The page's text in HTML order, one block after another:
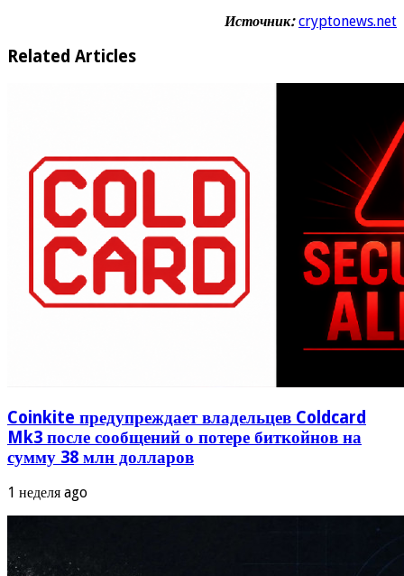
Источник: cryptonews.net
Related Articles
Coinkite предупреждает владельцев Coldcard
Mk3 после сообщений о потере биткойнов на
сумму 38 млн долларов
1 неделя ago